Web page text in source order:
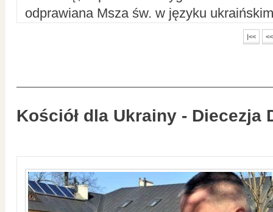
odprawiana Msza św. w języku
|<< <<
Kościół dla Ukrainy - Diecezja